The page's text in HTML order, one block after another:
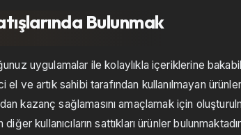
Bulunmak
uygulamalar ile kolaylıkla içeriklerine
el ve artık sahibi tarafından kullanılmayan
kazanç sağlamasını amaçlamak için
diğer kullanıcıların sattıkları ürünler